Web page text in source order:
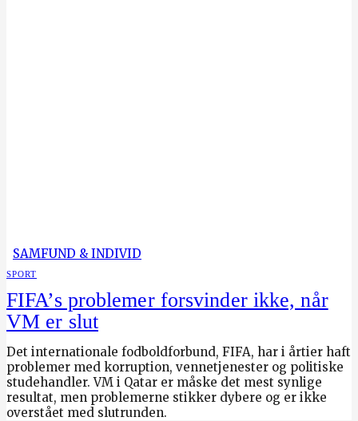
SAMFUND & INDIVID
SPORT
FIFA’s problemer forsvinder ikke, når
VM er slut
Det internationale fodboldforbund, FIFA, har i årtier haft
problemer med korruption, vennetjenester og politiske
studehandler. VM i Qatar er måske det mest synlige
resultat, men problemerne stikker dybere og er ikke
overstået med slutrunden.